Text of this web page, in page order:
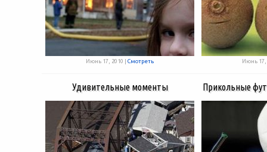
Июнь 17, 2010 | Смотреть Июнь 17,
Удивительные моменты Прикольные